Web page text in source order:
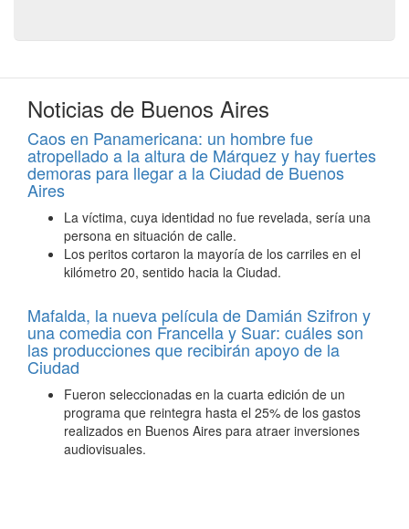
Noticias de Buenos Aires
Caos en Panamericana: un hombre fue
atropellado a la altura de Márquez y hay fuertes
demoras para llegar a la Ciudad de Buenos
Aires
La víctima, cuya identidad no fue revelada, sería una
persona en situación de calle.
Los peritos cortaron la mayoría de los carriles en el
kilómetro 20, sentido hacia la Ciudad.
Mafalda, la nueva película de Damián Szifron y
una comedia con Francella y Suar: cuáles son
las producciones que recibirán apoyo de la
Ciudad
Fueron seleccionadas en la cuarta edición de un
programa que reintegra hasta el 25% de los gastos
realizados en Buenos Aires para atraer inversiones
audiovisuales.